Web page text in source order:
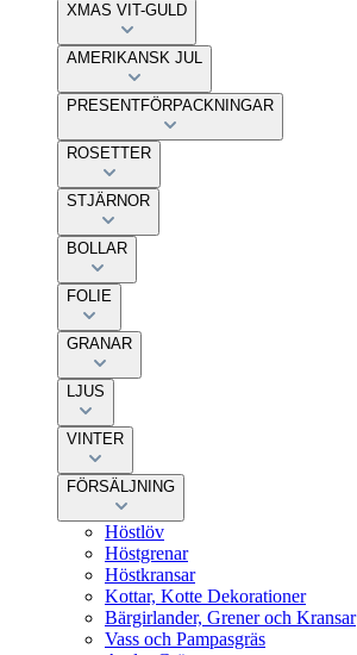
XMAS VIT-GULD
AMERIKANSK JUL
PRESENTFÖRPACKNINGAR
ROSETTER
STJÄRNOR
BOLLAR
FOLIE
GRANAR
LJUS
VINTER
FÖRSÄLJNING
Höstlöv
Höstgrenar
Höstkransar
Kottar, Kotte Dekorationer
Bärgirlander, Grener och Kransar
Vass och Pampasgräs